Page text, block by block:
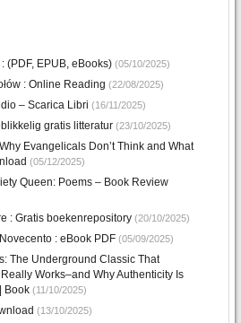
(PDF, EPUB, eBooks) (05/10/2025)
: Online Reading (22/08/2025)
– Scarica Libri (16/11/2025)
gratis litteratur (23/10/2025)
Evangelicals Don’t Think and What
(05/12/2025)
Queen: Poems – Book Review
: Gratis boekenrepository (20/10/2025)
: eBook PDF (05/09/2025)
The Underground Classic That
Works–and Why Authenticity Is
Book (11/10/2025)
(13/10/2025)